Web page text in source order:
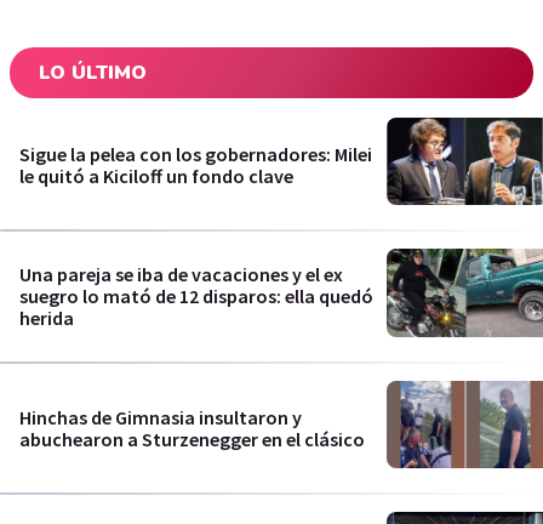
LO ÚLTIMO
Sigue la pelea con los gobernadores: Milei
le quitó a Kiciloff un fondo clave
Una pareja se iba de vacaciones y el ex
suegro lo mató de 12 disparos: ella quedó
herida
Hinchas de Gimnasia insultaron y
abuchearon a Sturzenegger en el clásico